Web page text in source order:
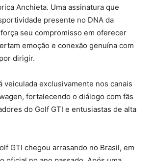
Anchieta. Uma assinatura que
presente no DNA da
seu compromisso em oferecer
emoção e conexão genuína com
dirigir.
veiculada exclusivamente nos canais
fortalecendo o diálogo com fãs
do Golf GTI e entusiastas de alta
GTI chegou arrasando no Brasil, em